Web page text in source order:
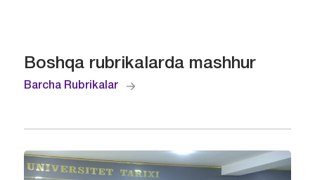
Boshqa rubrikalarda mashhur
Barcha Rubrikalar